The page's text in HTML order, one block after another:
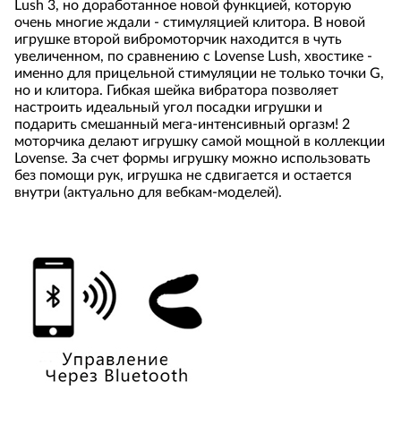
Lush 3, но доработанное новой функцией, которую
очень многие ждали - стимуляцией клитора. В новой
игрушке второй вибромоторчик находится в чуть
увеличенном, по сравнению с Lovense Lush, хвостике -
именно для прицельной стимуляции не только точки G,
но и клитора. Гибкая шейка вибратора позволяет
настроить идеальный угол посадки игрушки и
подарить смешанный мега-интенсивный оргазм! 2
моторчика делают игрушку самой мощной в коллекции
Lovense. За счет формы игрушку можно использовать
без помощи рук, игрушка не сдвигается и остается
внутри (актуально для вебкам-моделей).